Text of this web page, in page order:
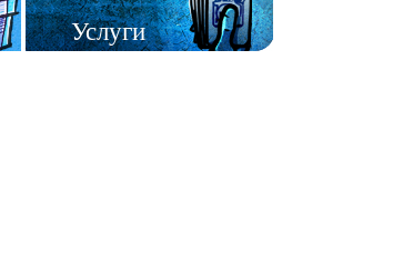
Услуги